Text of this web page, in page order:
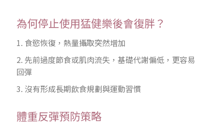
為何停止使用猛健樂後會復胖？
1. 食慾恢復，熱量攝取突然增加
2. 先前過度節食或肌肉流失，基礎代謝偏低，更容易
回彈
3. 沒有形成長期飲食規劃與運動習慣
體重反彈預防策略